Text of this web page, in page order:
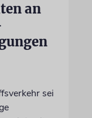
an
sei